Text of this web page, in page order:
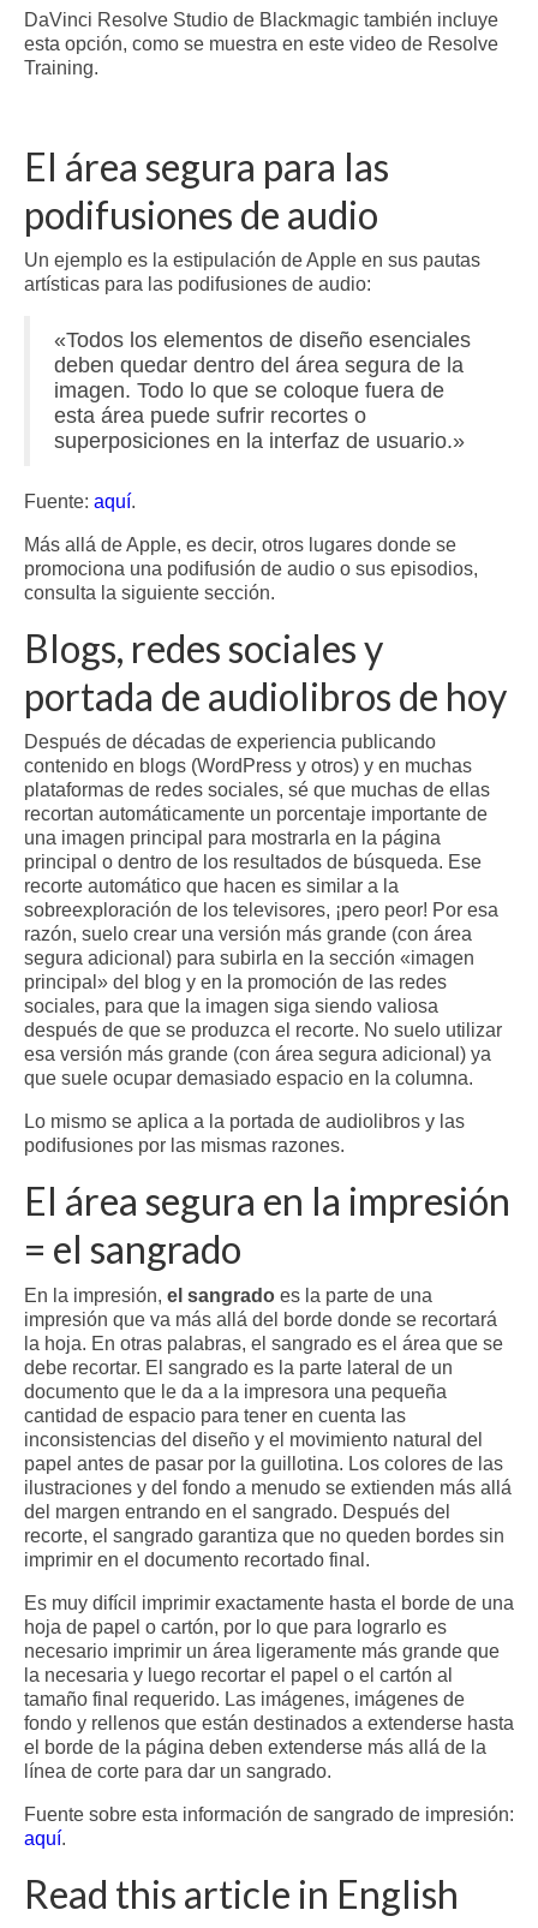
DaVinci Resolve Studio de Blackmagic también incluye
esta opción, como se muestra en este video de Resolve
Training.
El área segura para las
podifusiones de audio
Un ejemplo es la estipulación de Apple en sus pautas
artísticas para las podifusiones de audio:
«Todos los elementos de diseño esenciales
deben quedar dentro del área segura de la
imagen. Todo lo que se coloque fuera de
esta área puede sufrir recortes o
superposiciones en la interfaz de usuario.»
Fuente: aquí.
Más allá de Apple, es decir, otros lugares donde se
promociona una podifusión de audio o sus episodios,
consulta la siguiente sección.
Blogs, redes sociales y
portada de audiolibros de hoy
Después de décadas de experiencia publicando
contenido en blogs (WordPress y otros) y en muchas
plataformas de redes sociales, sé que muchas de ellas
recortan automáticamente un porcentaje importante de
una imagen principal para mostrarla en la página
principal o dentro de los resultados de búsqueda. Ese
recorte automático que hacen es similar a la
sobreexploración de los televisores, ¡pero peor! Por esa
razón, suelo crear una versión más grande (con área
segura adicional) para subirla en la sección «imagen
principal» del blog y en la promoción de las redes
sociales, para que la imagen siga siendo valiosa
después de que se produzca el recorte. No suelo utilizar
esa versión más grande (con área segura adicional) ya
que suele ocupar demasiado espacio en la columna.
Lo mismo se aplica a la portada de audiolibros y las
podifusiones por las mismas razones.
El área segura en la impresión
= el sangrado
En la impresión, el sangrado es la parte de una
impresión que va más allá del borde donde se recortará
la hoja. En otras palabras, el sangrado es el área que se
debe recortar.​ El sangrado es la parte lateral de un
documento que le da a la impresora una pequeña
cantidad de espacio para tener en cuenta las
inconsistencias del diseño y el movimiento natural del
papel antes de pasar por la guillotina. Los colores de las
ilustraciones y del fondo a menudo se extienden más allá
del margen entrando en el sangrado. Después del
recorte, el sangrado garantiza que no queden bordes sin
imprimir en el documento recortado final.
Es muy difícil imprimir exactamente hasta el borde de una
hoja de papel o cartón, por lo que para lograrlo es
necesario imprimir un área ligeramente más grande que
la necesaria y luego recortar el papel o el cartón al
tamaño final requerido. Las imágenes, imágenes de
fondo y rellenos que están destinados a extenderse hasta
el borde de la página deben extenderse más allá de la
línea de corte para dar un sangrado.
Fuente sobre esta información de sangrado de impresión:
aquí.
Read this article in English